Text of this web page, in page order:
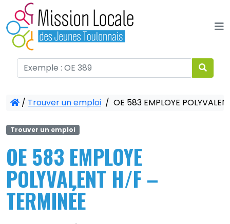
/ Trouver un emploi / OE 583 EMPLOYE
Trouver un emploi
OE 583 EMPLOYE
POLYVALENT H/F –
TERMINÉE
Panneau de gestion des cookies